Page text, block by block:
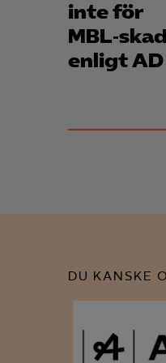
inte för
enligt AD
DU KANSKE